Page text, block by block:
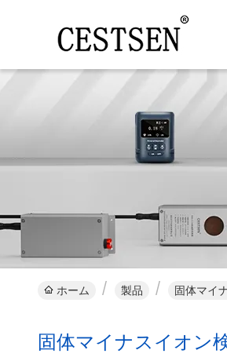
ホーム 製品 固体マイ
固体マイナスイオン